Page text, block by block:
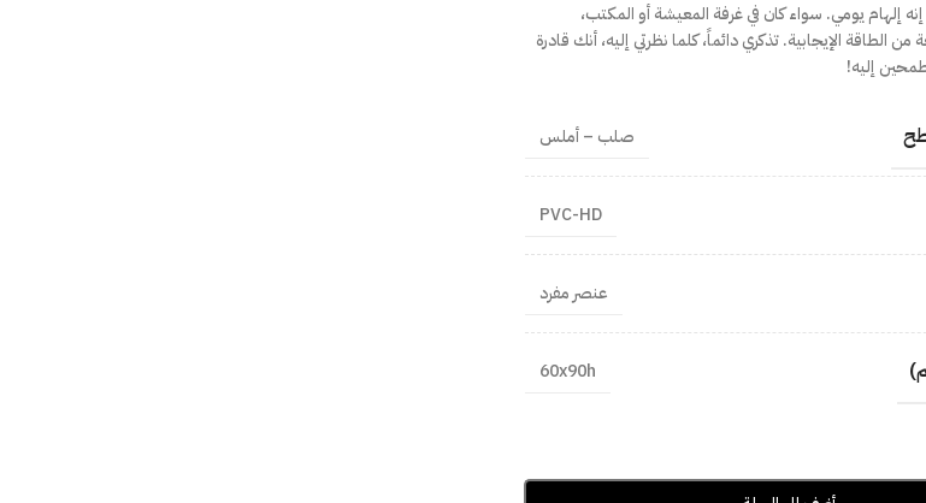
إلهام يومي. سواء كان في غرفة المعيشة أو المكتب،
الإيجابية. تذكري دائماً، كلما نظرتي إليه، أنك قادرة
إليه!
صلب – أملس
PVC-HD
عنصر مفرد
60x90h